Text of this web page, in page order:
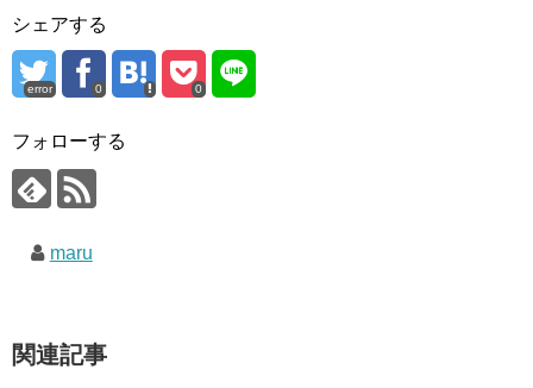
シェアする
error 0 0
フォローする
maru
関連記事